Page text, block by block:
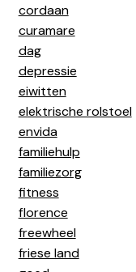
cordaan
curamare
dag
depressie
eiwitten
elektrische rolstoel
envida
familiehulp
familiezorg
fitness
florence
freewheel
friese land